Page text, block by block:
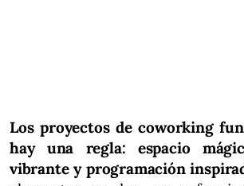
Los proyectos de coworking
hay una regla: espacio
vibrante y programación